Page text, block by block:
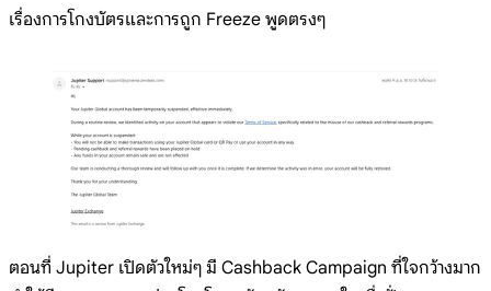
เรื่องการโกงบัตรและการถูก Freeze พูดตรงๆ
ตอนที่ Jupiter เปิดตัวใหม่ๆ มี Cashback Campaign ที่ใจกว้างมาก